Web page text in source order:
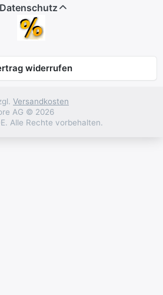
widerrufen
Versandkosten
AG © 2026
Alle Rechte vorbehalten.